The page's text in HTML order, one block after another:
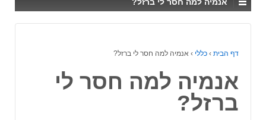
אנמיה למה חסר לי ברזל?
דף הבית › כללי › אנמיה למה חסר לי ברזל?
אנמיה למה חסר לי
ברזל?